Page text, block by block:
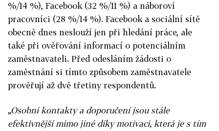
%/14 %), Facebook (32 %/11 %) a náboroví
pracovníci (28 %/14 %). Facebook a sociální sítě
obecně dnes neslouží jen při hledání práce, ale
také při ověřování informací o potenciálním
zaměstnavateli. Před odesláním žádosti o
zaměstnání si tímto způsobem zaměstnavatele
prověřují až dvě třetiny respondentů.
„Osobní kontakty a doporučení jsou stále
efektivnější mimo jiné díky motivaci, která je s tím